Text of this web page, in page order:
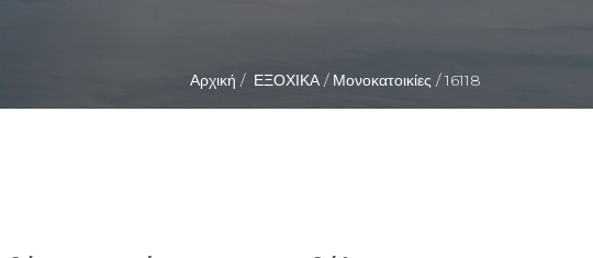
Αρχική / ΕΞΟΧΙΚΑ /Μονοκατοικίες /16118